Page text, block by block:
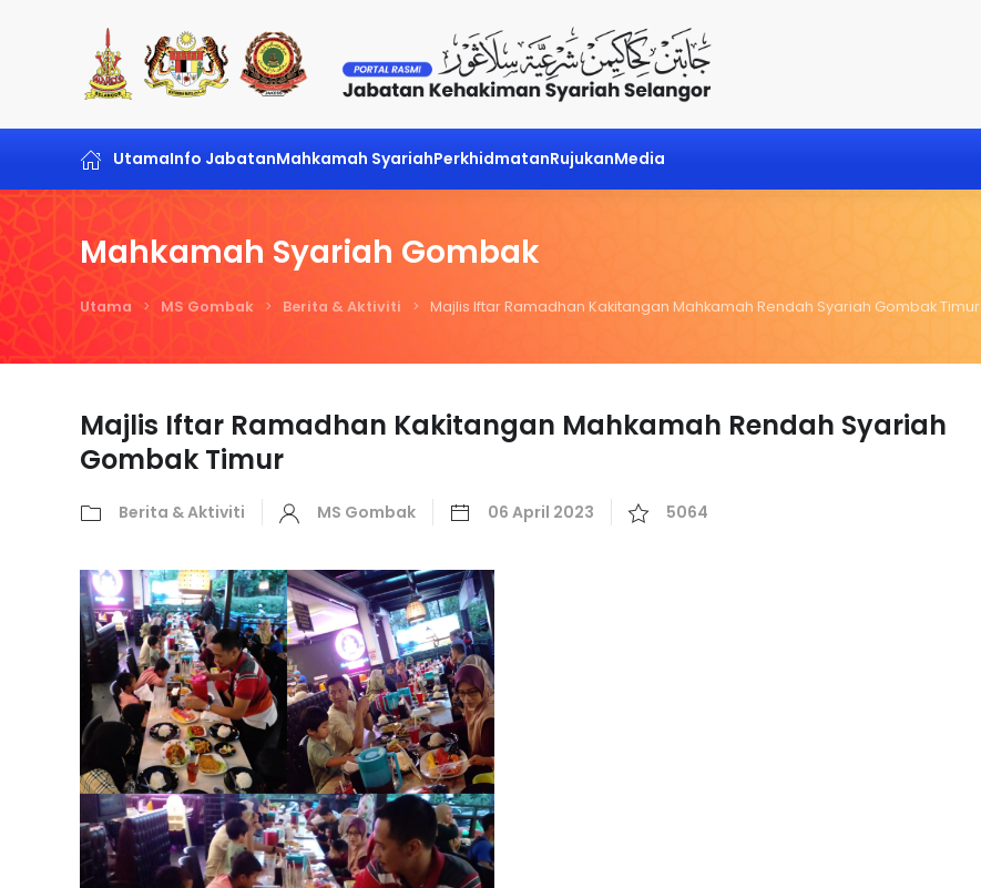
Skip to main content
UtamaInfo JabatanMahkamah SyariahPerkhidmatanRujukanMedia
Mahkamah Syariah Gombak
Utama MS Gombak Berita & Aktiviti Majlis Iftar Ramadhan Kakitangan Mahkamah Rendah Syariah Gombak Timur
Majlis Iftar Ramadhan Kakitangan Mahkamah Rendah Syariah
Gombak Timur
Berita & Aktiviti MS Gombak 06 April 2023 5064